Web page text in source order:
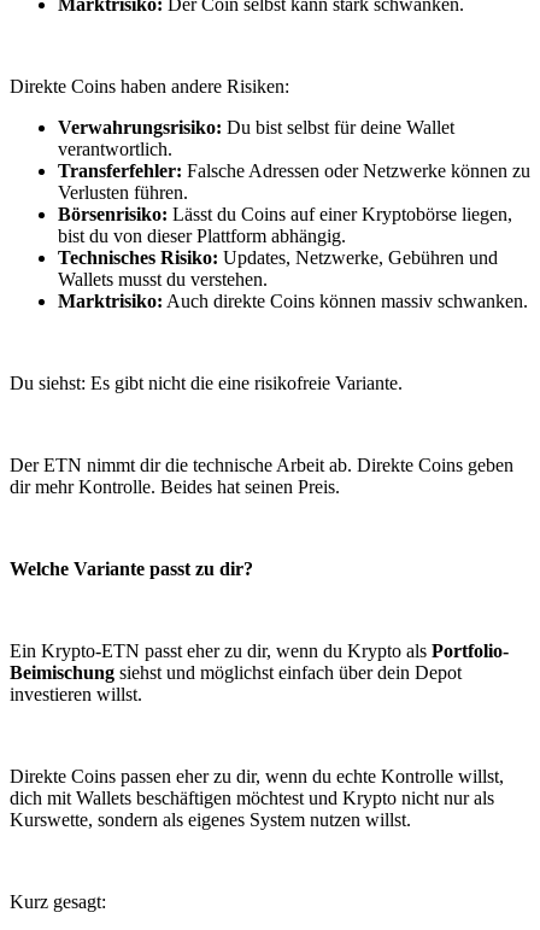
Direkte Coins haben andere Risiken:
Verwahrungsrisiko: Du bist selbst für deine Wallet
verantwortlich.
Transferfehler: Falsche Adressen oder Netzwerke können zu
Verlusten führen.
Börsenrisiko: Lässt du Coins auf einer Kryptobörse liegen,
bist du von dieser Plattform abhängig.
Technisches Risiko: Updates, Netzwerke, Gebühren und
Wallets musst du verstehen.
Marktrisiko: Auch direkte Coins können massiv schwanken.
Du siehst: Es gibt nicht die eine risikofreie Variante.
Der ETN nimmt dir die technische Arbeit ab. Direkte Coins geben
dir mehr Kontrolle. Beides hat seinen Preis.
Welche Variante passt zu dir?
Ein Krypto-ETN passt eher zu dir, wenn du Krypto als Portfolio-
Beimischung siehst und möglichst einfach über dein Depot
investieren willst.
Direkte Coins passen eher zu dir, wenn du echte Kontrolle willst,
dich mit Wallets beschäftigen möchtest und Krypto nicht nur als
Kurswette, sondern als eigenes System nutzen willst.
Kurz gesagt: